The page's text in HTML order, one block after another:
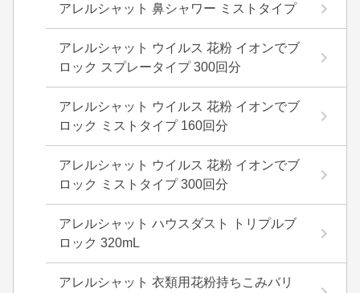
アレルシャット 鼻シャワー ミストタイプ
アレルシャット ウイルス 花粉 イオンでブ
ロック スプレータイプ 300回分
アレルシャット ウイルス 花粉 イオンでブ
ロック ミストタイプ 160回分
アレルシャット ウイルス 花粉 イオンでブ
ロック ミストタイプ 300回分
アレルシャット ハウスダスト トリプルブ
ロック 320mL
アレルシャット 衣類用花粉持ちこみバリ